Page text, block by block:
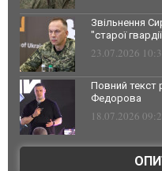
Звільнення
"старої
23.07.2026
Повний текст
Федорова
18.07.2026